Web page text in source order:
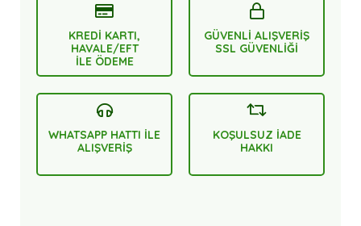
KREDİ KARTI,
HAVALE/EFT
İLE ÖDEME
GÜVENLİ ALIŞVERİŞ
SSL GÜVENLİĞİ
WHATSAPP HATTI İLE
ALIŞVERİŞ
KOŞULSUZ İADE
HAKKI